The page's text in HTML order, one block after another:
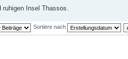
Insel Thassos.
Sortiere nach